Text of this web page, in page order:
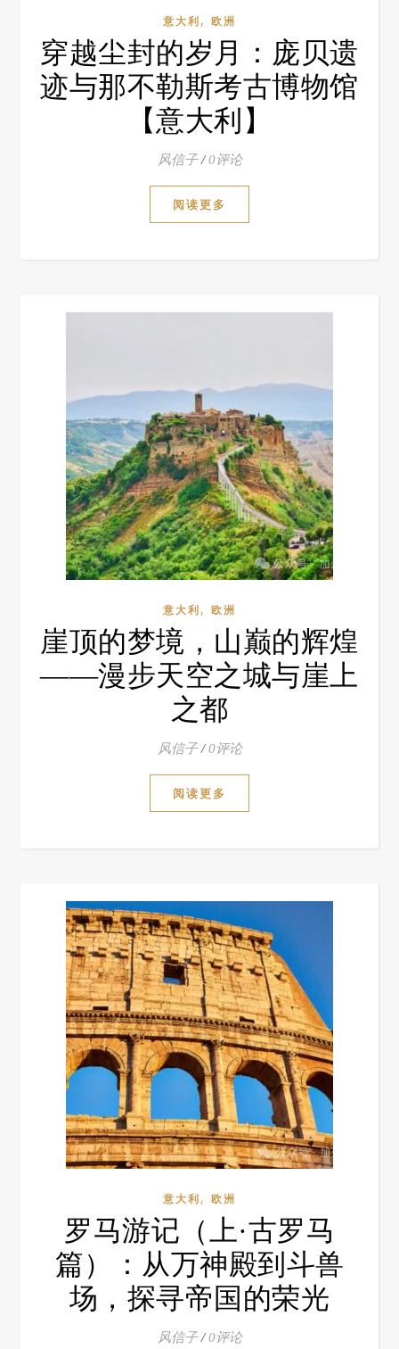
意大利, 欧洲
穿越尘封的岁月：庞贝遗
迹与那不勒斯考古博物馆
【意大利】
风信子 / 0评论
阅读更多
意大利, 欧洲
崖顶的梦境，山巅的辉煌
——漫步天空之城与崖上
之都
风信子 / 0评论
阅读更多
意大利, 欧洲
罗马游记（上·古罗马
篇）：从万神殿到斗兽
场，探寻帝国的荣光
风信子 / 0评论